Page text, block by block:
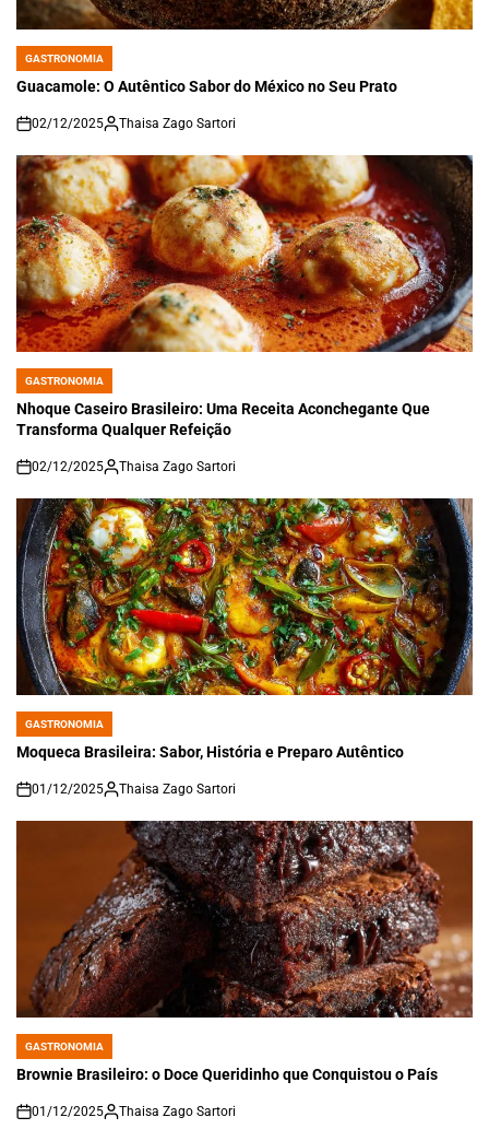
POSTED
IN
GASTRONOMIA
Guacamole: O Autêntico Sabor do México no Seu Prato
on
02/12/2025 Thaisa Zago Sartori
POSTED
IN
GASTRONOMIA
Nhoque Caseiro Brasileiro: Uma Receita Aconchegante Que
Transforma Qualquer Refeição
on
02/12/2025 Thaisa Zago Sartori
POSTED
IN
GASTRONOMIA
Moqueca Brasileira: Sabor, História e Preparo Autêntico
on
01/12/2025 Thaisa Zago Sartori
POSTED
IN
GASTRONOMIA
Brownie Brasileiro: o Doce Queridinho que Conquistou o País
on
01/12/2025 Thaisa Zago Sartori